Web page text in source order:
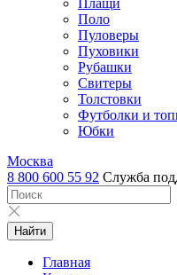
Поло
Пуловеры
Пуховики
Рубашки
Свитеры
Толстовки
Футболки и
Юбки
Москва
8 800 600 55 92 Служба
Найти
Главная